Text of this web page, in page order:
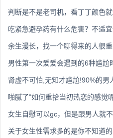
判断是不是老司机，看丁丁颜色
吃紧急避孕药有什么危害？不适
余生漫长，找一个聊得来的人很
男性第一次爱爱会遇到的6种尴尬
肾虚不可怕,无知才尴尬!90%的男
啪腻了”如何重拾当初热恋的感觉
女生自慰可以gc，但是跟男人就不
关于女生性需求多的是你不知道